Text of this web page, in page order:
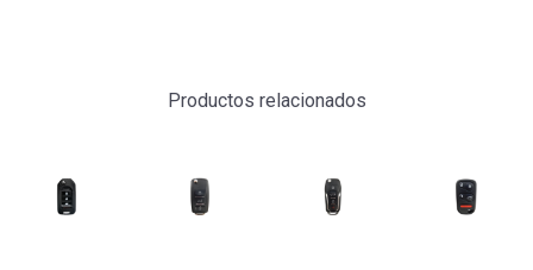
Productos relacionados